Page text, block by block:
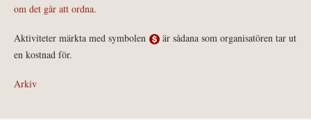
om det går att ordna.
Aktiviteter märkta med symbolen
är sådana som organisatören tar ut
en kostnad för.
Arkiv